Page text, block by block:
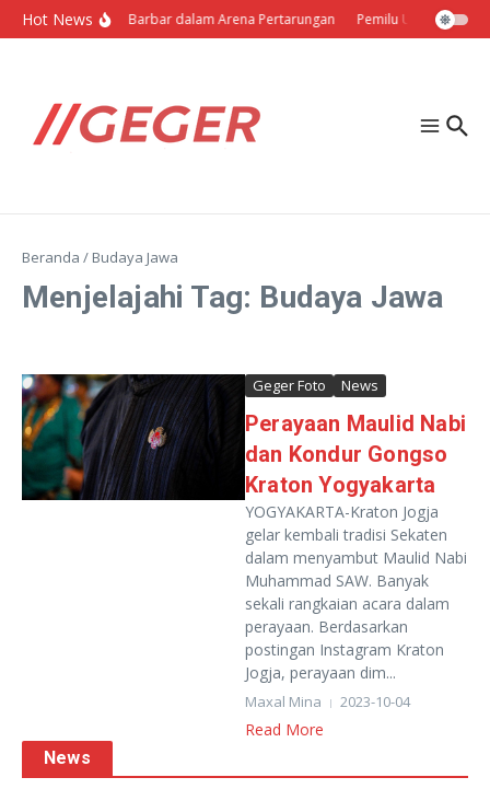
Lewati ke konten
Hot NewsPolitik Barbar dalam Arena Pertarungan Pemilu Ukraina: Milih
Beranda / Budaya Jawa
Menjelajahi Tag: Budaya Jawa
Geger Foto News
Perayaan Maulid Nabi
dan Kondur Gongso
Kraton Yogyakarta
YOGYAKARTA-Kraton Jogja
gelar kembali tradisi Sekaten
dalam menyambut Maulid Nabi
Muhammad SAW. Banyak
sekali rangkaian acara dalam
perayaan. Berdasarkan
postingan Instagram Kraton
Jogja, perayaan dim...
Maxal Mina 2023-10-04
Read More
News